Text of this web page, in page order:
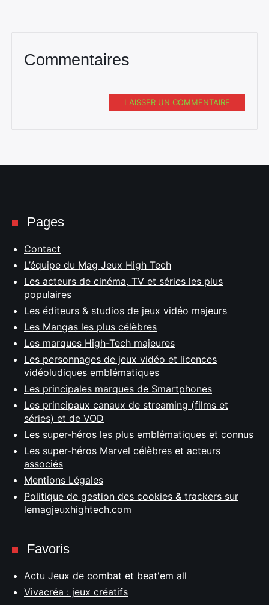
Commentaires
LAISSER UN COMMENTAIRE
Pages
Contact
L’équipe du Mag Jeux High Tech
Les acteurs de cinéma, TV et séries les plus
populaires
Les éditeurs & studios de jeux vidéo majeurs
Les Mangas les plus célèbres
Les marques High-Tech majeures
Les personnages de jeux vidéo et licences
vidéoludiques emblématiques
Les principales marques de Smartphones
Les principaux canaux de streaming (films et
séries) et de VOD
Les super-héros les plus emblématiques et connus
Les super-héros Marvel célèbres et acteurs
associés
Mentions Légales
Politique de gestion des cookies & trackers sur
lemagjeuxhightech.com
Favoris
Actu Jeux de combat et beat'em all
Vivacréa : jeux créatifs